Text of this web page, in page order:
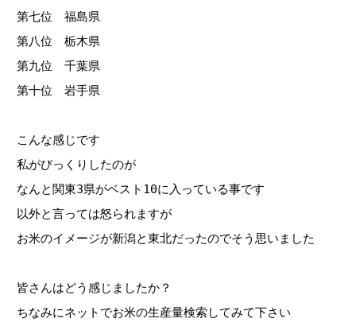
第七位 福島県
第八位 栃木県
第九位 千葉県
第十位 岩手県
こんな感じです
私がびっくりしたのが
なんと関東3県がベスト10に入っている事です
以外と言っては怒られますが
お米のイメージが新潟と東北だったのでそう思いました
皆さんはどう感じましたか？
ちなみにネットでお米の生産量検索してみて下さい